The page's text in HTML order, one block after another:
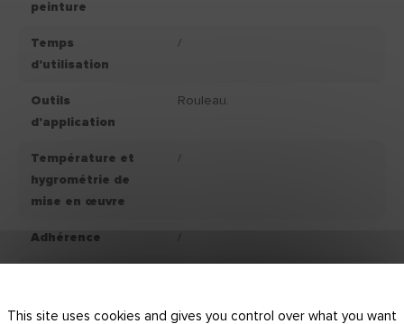
peinture
Temps
d'utilisation
/
Outils
d'application
Rouleau.
Température et
hygrométrie de
mise en œuvre
/
Adhérence /
This site uses cookies and gives you control over what you want